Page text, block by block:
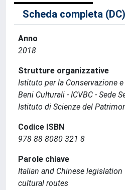
Scheda completa (DC)
Anno
2018
Strutture organizzative
Istituto per la Conservazione
Beni Culturali - ICVBC - Sede
Istituto di Scienze del
Codice ISBN
978 88 8080 321 8
Parole chiave
Italian and Chinese legislation
cultural routes